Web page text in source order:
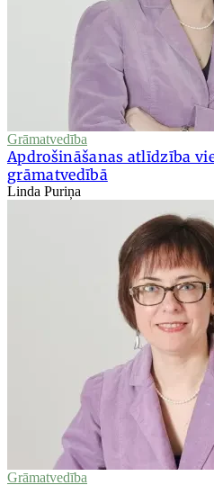
Grāmatvedība
Apdrošināšanas atlīdzība
grāmatvedībā
Linda Puriņa
Grāmatvedība